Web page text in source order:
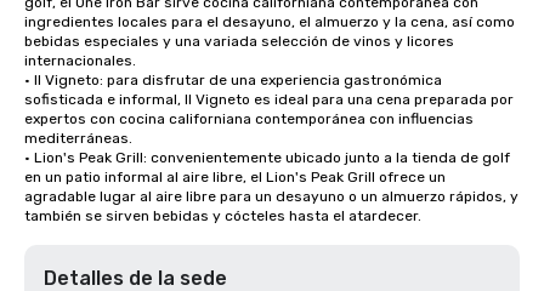
ingredientes locales para el desayuno, el almuerzo y la cena, así como
bebidas especiales y una variada selección de vinos y licores
internacionales.
• Il Vigneto: para disfrutar de una experiencia gastronómica
sofisticada e informal, Il Vigneto es ideal para una cena preparada por
expertos con cocina californiana contemporánea con influencias
mediterráneas.
• Lion's Peak Grill: convenientemente ubicado junto a la tienda de golf
en un patio informal al aire libre, el Lion's Peak Grill ofrece un
agradable lugar al aire libre para un desayuno o un almuerzo rápidos, y
también se sirven bebidas y cócteles hasta el atardecer.
Detalles de la sede